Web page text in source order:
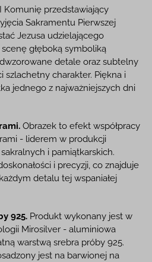
Komunię przedstawiający
Sakramentu Pierwszej
Jezusa udzielającego
głęboką symboliką
detale oraz subtelny
szlachetny charakter. Piękna i
jednego z najważniejszych dni
Obrazek to efekt współpracy
- liderem w produkcji
i pamiątkarskich.
i precyzji, co znajduje
detalu tej wspaniałej
925.Produkt wykonany jest w
Mirosilver - aluminiowa
warstwą srebra próby 925.
jest na barwionej na